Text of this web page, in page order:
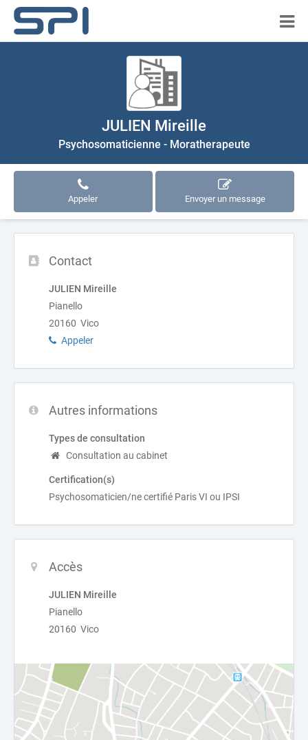
JULIEN Mireille
Psychosomaticienne - Moratherapeute
Appeler Envoyer un message
Contact
JULIEN Mireille
Pianello
20160 Vico
Appeler
Autres informations
Types de consultation
Consultation au cabinet
Certification(s)
Psychosomaticien/ne certifié Paris VI ou IPSI
Accès
JULIEN Mireille
Pianello
20160 Vico